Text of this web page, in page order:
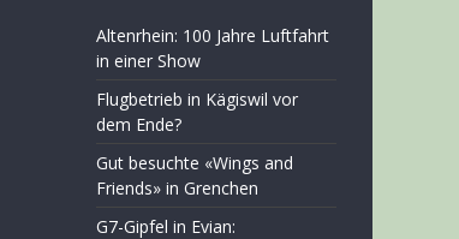
Altenrhein: 100 Jahre Luftfahrt
in einer Show
Flugbetrieb in Kägiswil vor
dem Ende?
Gut besuchte «Wings and
Friends» in Grenchen
G7-Gipfel in Evian: